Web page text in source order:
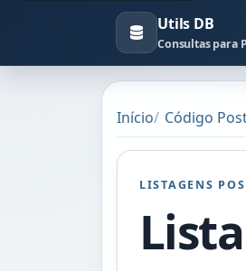
Utils DB
Consultas para
Início Código
LISTAGENS